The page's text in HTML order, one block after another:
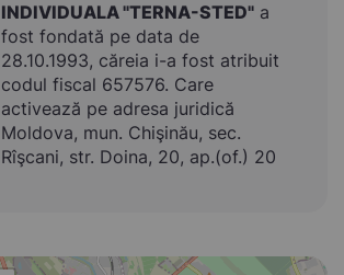
INDIVIDUALA "TERNA-STED" a
fost fondată pe data de
28.10.1993, căreia i-a fost atribuit
codul fiscal 657576. Care
activează pe adresa juridică
Moldova, mun. Chişinău, sec.
Rîşcani, str. Doina, 20, ap.(of.) 20